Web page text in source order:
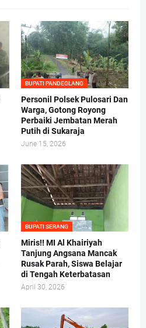
BUPATI PANDEGLANG
Personil Polsek Pulosari Dan
Warga, Gotong Royong
Perbaiki Jembatan Merah
Putih di Sukaraja
June 15, 2026
BUPATI SERANG
Miris!! MI Al Khairiyah
Tanjung Angsana Mancak
Rusak Parah, Siswa Belajar
di Tengah Keterbatasan
April 30, 2026